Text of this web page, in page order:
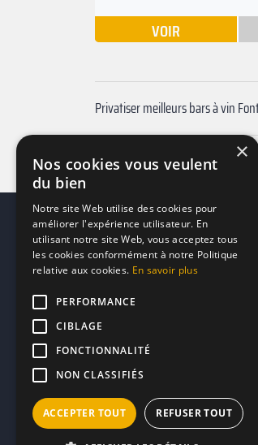
VOIR
Mentions légales CGU
×
Nos cookies vous veulent
du bien
Notre site Web utilise des cookies pour
améliorer l'expérience utilisateur. En
utilisant notre site Web, vous acceptez tous
les cookies conformément à notre Politique
relative aux cookies. En savoir plus
PERFORMANCE
CIBLAGE
FONCTIONNALITÉ
NON CLASSIFIÉS
ACCEPTER TOUT REFUSER TOUT